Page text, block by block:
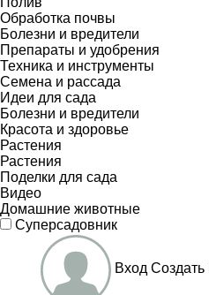
Обработка почвы
Болезни и вредители
Препараты и удобрения
Техника и инструменты
Семена и рассада
Идеи для сада
Болезни и вредители
Красота и здоровье
Растения
Растения
Поделки для сада
Видео
Домашние животные
Суперсадовник
Вход Создать